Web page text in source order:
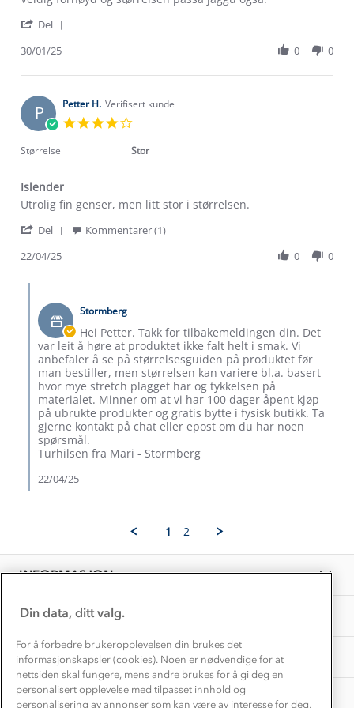
Kai
on
Jan
God
varm
Del
Kai
on
30
Jan
30/01/25 0 0
P Petter H. Verifisert kunde
rating
Størrelse Stor
Islender
Review
Petter
on
Apr
review
Islender
Utrolig fin genser, men litt stor i størrelsen.
Del
on
22
Apr
2025
Kommentarer (1)
22/04/25
0 0
Butikkeier
on
Review
by
Petter
H.
on
22
Apr
2025
Stormberg
Hei Petter. Takk for tilbakemeldingen din. Det
var leit å høre at produktet ikke falt helt i smak. Vi
anbefaler å se på størrelsesguiden på produktet før
man bestiller, men størrelsen kan variere bl.a. basert
hvor mye stretch plagget har og tykkelsen på
materialet. Minner om at vi har 100 dager åpent kjøp
på ubrukte produkter og gratis bytte i fysisk butikk. Ta
gjerne kontakt på chat eller epost om du har noen
spørsmål.
Turhilsen fra Mari - Stormberg
22/04/25
1 2
INFORMASJON
Kundeservice
Kontakt oss
Konkurransevinnere
Våre butikker
Bedrift, barnehage og SFO
Presse
OM OSS
Om Stormberg
Verdigrunnlag
Klima og miljø
Etisk handel
Dyreetikk
1% til samfunnet
Inkludering
Samarbeide med oss?
TIPS OG RÅD
Trelagsprinsippet barn
Alt du trenger til Norgesferien
Dette trenger du til barnehagen
Gravidklær
Hvordan velge riktig turtøy?
Store størrelser
Turmat oppskrifter
Beredskap
AKTIVITETER
Norgesferie 🇳🇴
Få turinspirasjon og tips her⛰
Overnatte utendørs⛺
Leirskole 🥾
Barnehageansatt
Tips til hyttetur
Din data, ditt valg.
For å forbedre brukeropplevelsen din brukes det
informasjonskapsler (cookies). Noen er nødvendige for at
nettsiden skal fungere, mens andre brukes for å gi deg en
personalisert opplevelse med tilpasset innhold og
personalisering av annonser som kan være av interesse for deg,